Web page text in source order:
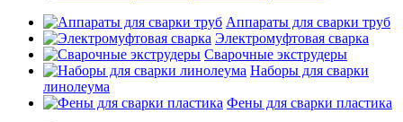
Аппараты для сварки труб
Электромуфтовая сварка
Сварочные экструдеры
Наборы для сварки
линолеума
Фены для сварки пластика